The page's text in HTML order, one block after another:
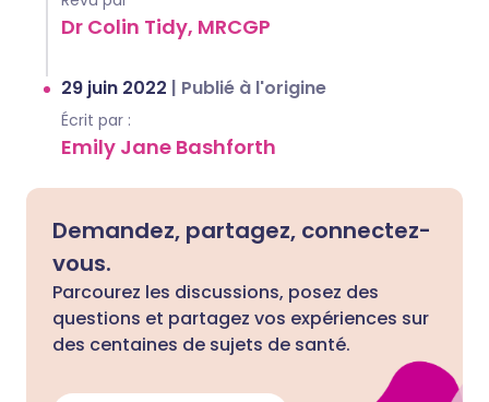
Dr Colin Tidy, MRCGP
29 juin 2022 | Publié à l'origine
Écrit par :
Emily Jane Bashforth
Demandez, partagez, connectez-
vous.
Parcourez les discussions, posez des
questions et partagez vos expériences sur
des centaines de sujets de santé.